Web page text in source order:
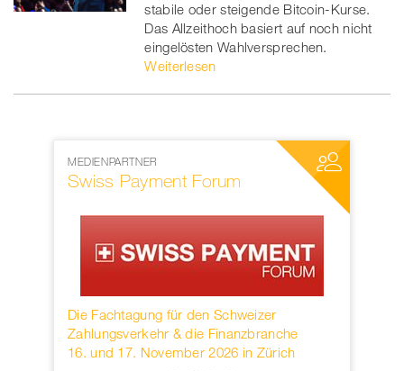
stabile oder steigende Bitcoin-Kurse.
Das Allzeithoch basiert auf noch nicht
eingelösten Wahlversprechen.
Weiterlesen
MEDIENPARTNER
Swiss Payment Forum
Die Fachtagung für den Schweizer
Zahlungsverkehr & die Finanzbranche
16. und 17. November 2026 in Zürich